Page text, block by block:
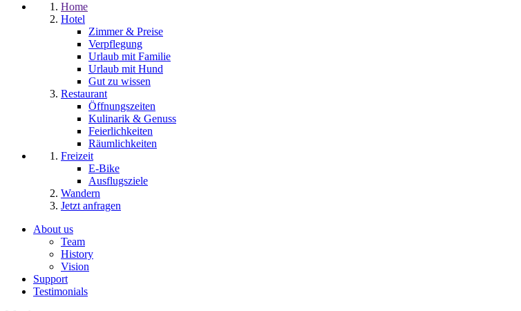
Home
Hotel
Zimmer & Preise
Verpflegung
Urlaub mit Familie
Urlaub mit Hund
Gut zu wissen
Restaurant
Öffnungszeiten
Kulinarik & Genuss
Feierlichkeiten
Räumlichkeiten
Freizeit
E-Bike
Ausflugsziele
Wandern
Jetzt anfragen
About us
Team
History
Vision
Support
Testimonials